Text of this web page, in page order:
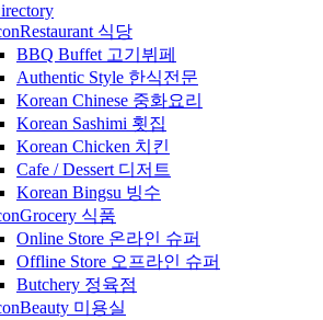
Restaurant 식당
BBQ Buffet 고기뷔페
Authentic Style 한식전문
Korean Chinese 중화요리
Korean Sashimi 횟집
Korean Chicken 치킨
Cafe / Dessert 디저트
Korean Bingsu 빙수
Grocery 식품
Online Store 온라인 슈퍼
Offline Store 오프라인 슈퍼
Butchery 정육점
Beauty 미용실